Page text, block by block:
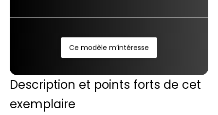
Ce modèle m’intéresse
Description et points forts de cet
exemplaire